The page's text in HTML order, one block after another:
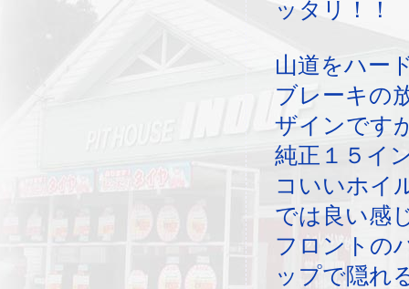
ッタリ！！
山道をハー
ブレーキの
ザインです
純正１５イ
コいいホイ
では良い感
フロントの
ップで隠れ